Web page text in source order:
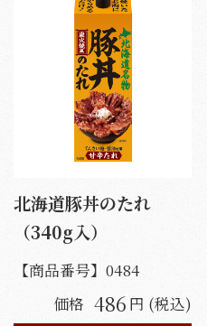
北海道豚丼のたれ
（340g入）
【商品番号】 0484
価格 486 円 (税込)